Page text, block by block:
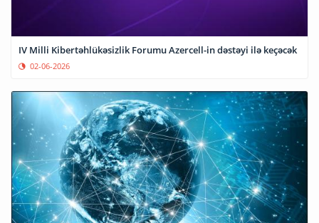
IV Milli Kibertəhlükəsizlik Forumu Azercell-in dəstəyi ilə keçəcək
02-06-2026